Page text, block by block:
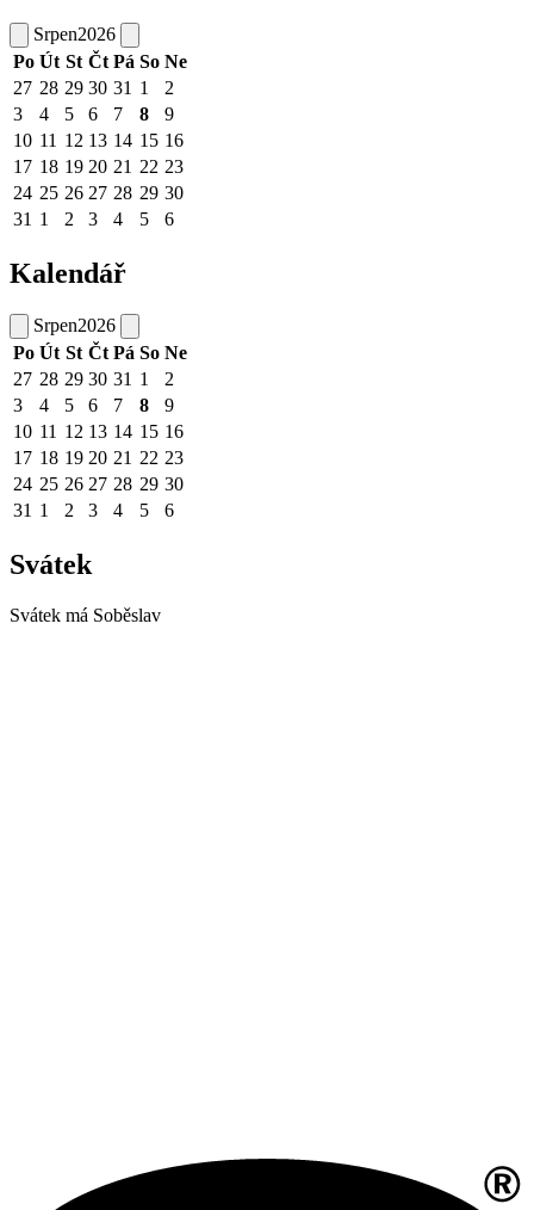
Srpen2026
Po Út St Čt Pá So Ne
27 28 29 30 31 1
2
3
4 5 6 7 8
9
10 11 12 13 14 15 16
17 18 19 20 21 22 23
24 25 26 27 28 29 30
31 1 2 3 4 5 6
Kalendář
Srpen2026
Po Út St Čt Pá So Ne
27 28 29 30 31 1
2
3
4 5 6 7 8
9
10 11 12 13 14 15 16
17 18 19 20 21 22 23
24 25 26 27 28 29 30
31 1 2 3 4 5 6
Svátek
Svátek má Soběslav